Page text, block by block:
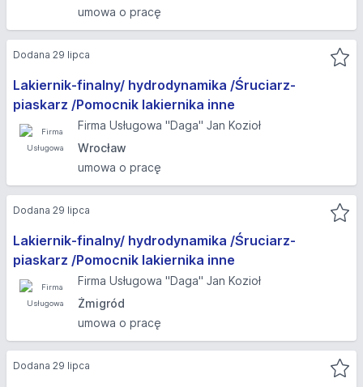
umowa o pracę
Lakiernik-finalny/ hydrodynamika /Śruciarz-
piaskarz /Pomocnik lakiernika inne
Firma Usługowa "Daga" Jan Kozioł
Wrocław
umowa o pracę
Dodana 29 lipca
Lakiernik-finalny/ hydrodynamika /Śruciarz-
piaskarz /Pomocnik lakiernika inne
Firma Usługowa "Daga" Jan Kozioł
Żmigród
umowa o pracę
Dodana 29 lipca
Dodana 29 lipca